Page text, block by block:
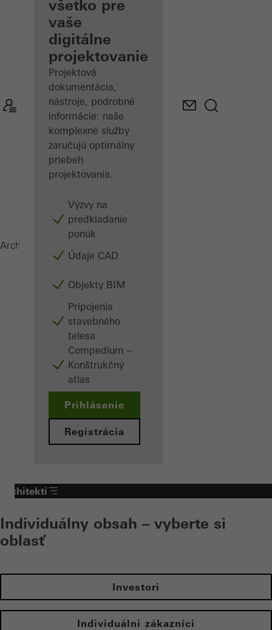
architekta
Spoznajte
"Moje
Pracovisko"
všetko pre
vaše
digitálne
projektovanie
Projektová
dokumentácia,
nástroje, podrobné
informácie: naše
komplexné služby
zaručujú optimálny
priebeh
projektovania.
Výzvy na
predkladanie
ponúk
Údaje CAD
Objekty BIM
Pripojenia
stavebného
telesa
Compedium –
Konštrukčný
atlas
Prihlásenie
Registrácia
Architekti
Architekti
Individuálny obsah – vyberte si
oblasť
Investori
Individuálni zákazníci